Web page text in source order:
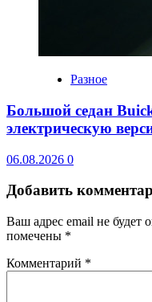
Разное
Большой седан
электрическую
06.08.2026 0
Добавить
Ваш адрес email не будет
помечены *
Комментарий *